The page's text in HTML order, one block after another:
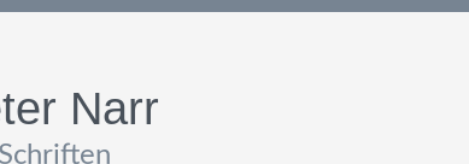
Narr